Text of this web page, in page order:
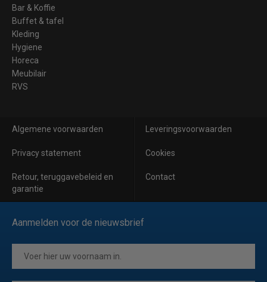
Bar & Koffie
Buffet & tafel
Kleding
Hygiene
Horeca
Meubilair
RVS
Algemene voorwaarden Leveringsvoorwaarden
Privacy statement Cookies
Retour, teruggavebeleid en
garantie
Contact
Aanmelden voor de nieuwsbrief